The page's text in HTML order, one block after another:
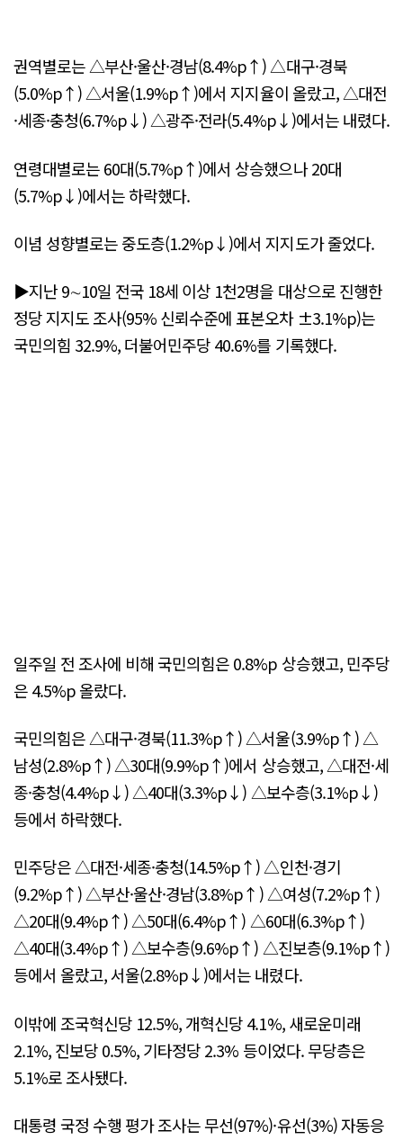
권역별로는 △부산·울산·경남(8.4%p↑) △대구·경북
(5.0%p↑) △서울(1.9%p↑)에서 지지율이 올랐고, △대전
·세종·충청(6.7%p↓) △광주·전라(5.4%p↓)에서는 내렸다.
연령대별로는 60대(5.7%p↑)에서 상승했으나 20대
(5.7%p↓)에서는 하락했다.
이념 성향별로는 중도층(1.2%p↓)에서 지지도가 줄었다.
▶지난 9∼10일 전국 18세 이상 1천2명을 대상으로 진행한
정당 지지도 조사(95% 신뢰수준에 표본오차 ±3.1%p)는
국민의힘 32.9%, 더불어민주당 40.6%를 기록했다.
일주일 전 조사에 비해 국민의힘은 0.8%p 상승했고, 민주당
은 4.5%p 올랐다.
국민의힘은 △대구·경북(11.3%p↑) △서울(3.9%p↑) △
남성(2.8%p↑) △30대(9.9%p↑)에서 상승했고, △대전·세
종·충청(4.4%p↓) △40대(3.3%p↓) △보수층(3.1%p↓)
등에서 하락했다.
민주당은 △대전·세종·충청(14.5%p↑) △인천·경기
(9.2%p↑) △부산·울산·경남(3.8%p↑) △여성(7.2%p↑)
△20대(9.4%p↑) △50대(6.4%p↑) △60대(6.3%p↑)
△40대(3.4%p↑) △보수층(9.6%p↑) △진보층(9.1%p↑)
등에서 올랐고, 서울(2.8%p↓)에서는 내렸다.
이밖에 조국혁신당 12.5%, 개혁신당 4.1%, 새로운미래
2.1%, 진보당 0.5%, 기타정당 2.3% 등이었다. 무당층은
5.1%로 조사됐다.
대통령 국정 수행 평가 조사는 무선(97%)·유선(3%) 자동응